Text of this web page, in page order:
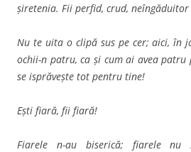
şiretenia. Fii perfid, crud,
Nu te uita o clipă sus pe cer; aici, în
ochii-n patru, ca şi cum ai avea patru
se isprăveşte tot pentru tine!
Eşti fiară, fii fiară!
Fiarele n-au biserică; fiarele nu